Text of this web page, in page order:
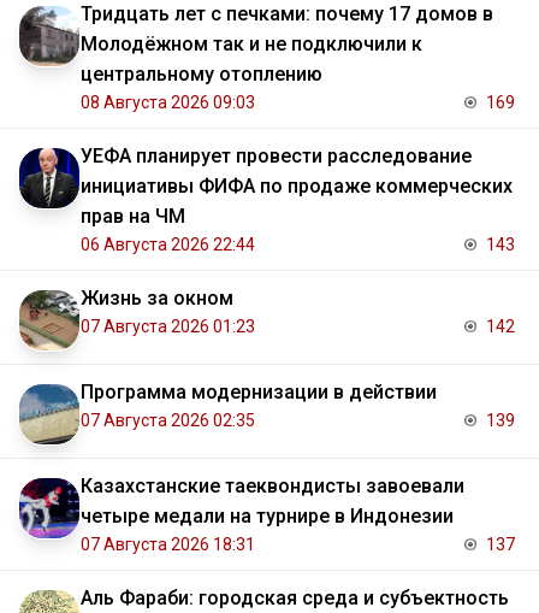
Тридцать лет с печками: почему 17 домов в
Молодёжном так и не подключили к
центральному отоплению
08 Августа 2026 09:03 169
УЕФА планирует провести расследование
инициативы ФИФА по продаже коммерческих
прав на ЧМ
06 Августа 2026 22:44 143
Жизнь за окном
07 Августа 2026 01:23 142
Программа модернизации в действии
07 Августа 2026 02:35 139
Казахстанские таеквондисты завоевали
четыре медали на турнире в Индонезии
07 Августа 2026 18:31 137
Аль Фараби: городская среда и субъектность